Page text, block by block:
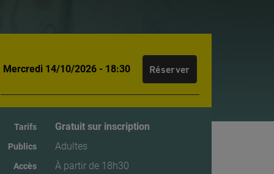
Mercredi 14/10/2026 - 18:30 Réserver
Tarifs Gratuit sur inscription
Publics Adultes
Accès
À partir de 18h30